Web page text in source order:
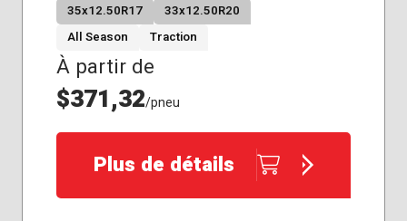
35x12.50R17
33x12.50R20
All Season
Traction
À partir de
$371,32/pneu
Plus de détails